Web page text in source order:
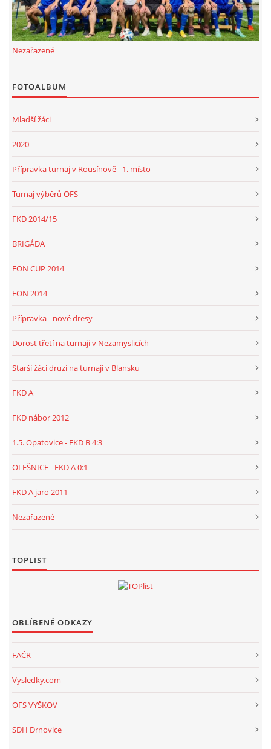
68304 Drnovice
ičo 27005305
č.ú. 3227086359 / 0800
© 2026 eStránky.cz |RSS
Nezařazené
FOTOALBUM
Mladší žáci
2020
Přípravka turnaj v Rousínově - 1. místo
Turnaj výběrů OFS
FKD 2014/15
BRIGÁDA
EON CUP 2014
EON 2014
Přípravka - nové dresy
Dorost třetí na turnaji v Nezamyslicích
Starší žáci druzí na turnaji v Blansku
FKD A
FKD nábor 2012
1.5. Opatovice - FKD B 4:3
OLEŠNICE - FKD A 0:1
FKD A jaro 2011
Nezařazené
TOPLIST
OBLÍBENÉ ODKAZY
FAČR
Vysledky.com
OFS VYŠKOV
SDH Drnovice